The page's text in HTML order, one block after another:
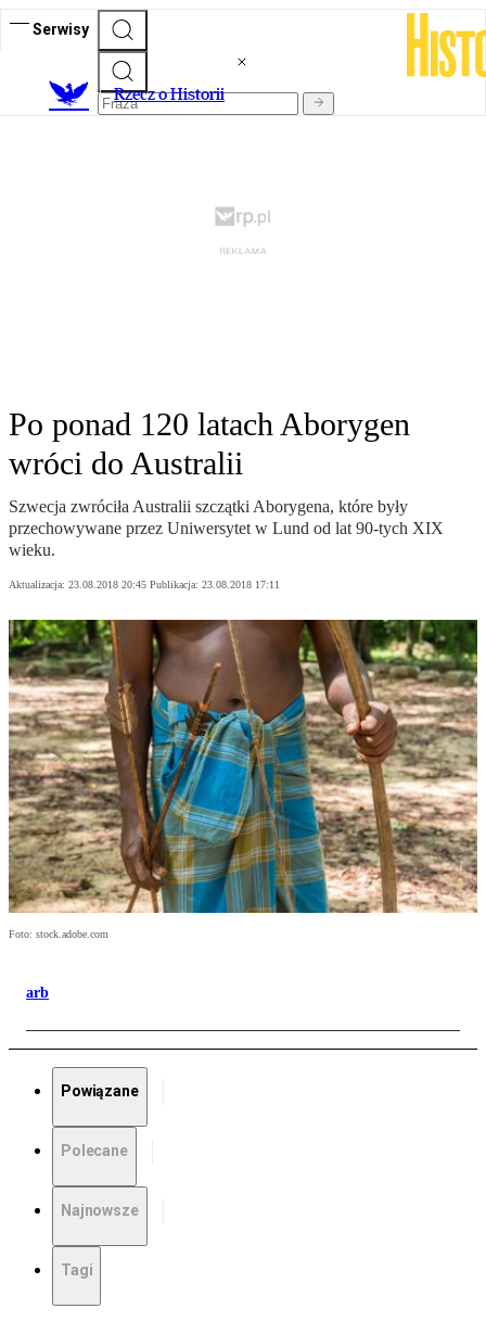
Serwisy
Rzecz o Historii
Po ponad 120 latach Aborygen
wróci do Australii
Szwecja zwróciła Australii szczątki Aborygena, które były
przechowywane przez Uniwersytet w Lund od lat 90-tych XIX
wieku.
Aktualizacja: 23.08.2018 20:45 Publikacja: 23.08.2018 17:11
Foto: stock.adobe.com
arb
Powiązane
Polecane
Najnowsze
Tagi